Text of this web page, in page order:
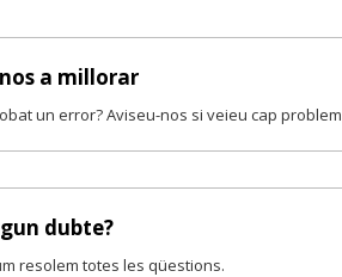
a millorar
un error? Aviseu-nos si veieu cap
dubte?
resolem totes les qüestions.